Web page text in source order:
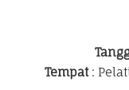
Tempat: